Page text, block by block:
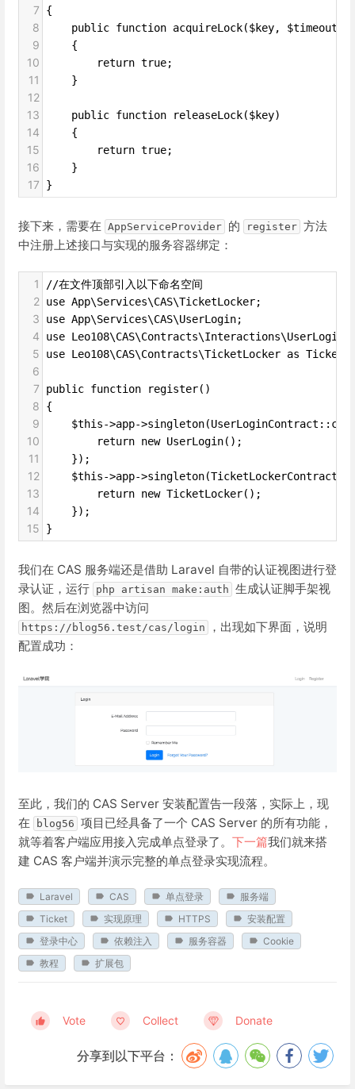
7 {
8
    public function acquireLock($key, $timeout)
9
    {
10
        return true;
11
    }
12
13
    public function releaseLock($key)
14
    {
15
        return true;
16
    }
17 }
接下来，需要在 AppServiceProvider 的 register 方法
中注册上述接口与实现的服务容器绑定：
1 //在文件顶部引入以下命名空间
2 use App\Services\CAS\TicketLocker;
3 use App\Services\CAS\UserLogin;
4 use Leo108\CAS\Contracts\Interactions\UserLogin
5 use Leo108\CAS\Contracts\TicketLocker as
6
7
public function register()
8 {
9
$this->app-
10
        return new UserLogin();
11
    });
12
$this->app-
13
        return new TicketLocker();
14
    });
15 }
我们在 CAS 服务端还是借助 Laravel 自带的认证视图进行登
录认证，运行 php artisan make:auth 生成认证脚手架视
图。然后在浏览器中访问
https://blog56.test/cas/login
，出现如下界面，说明
配置成功：
至此，我们的 CAS Server 安装配置告一段落，实际上，现
在
blog56 项目已经具备了一个 CAS Server 的所有功能，
就等着客户端应用接入完成单点登录了。 下一篇我们就来搭
建 CAS 客户端并演示完整的单点登录实现流程。
Laravel CAS 单点登录
服务端
Ticket
实现原理 HTTPS
安装配置
登录中心
依赖注入 服务容器
Cookie
教程
扩展包
Vote Collect Donate
分享到以下平台：